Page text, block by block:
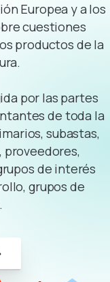
Europea y a los
cuestiones
productos de la
por las partes
de toda la
subastas,
de interés
grupos de